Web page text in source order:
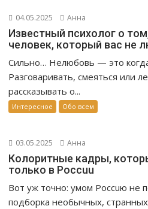
04.05.2025 Анна
Известный психолог о
человек, который вас не
Сильно… Нелюбовь — это
Разговаривать, смеяться или
рассказывать о...
Интересное Обо всем
03.05.2025 Анна
Колоритные кадры,
только в Россuu
Вот уж точно: умом Россuю не
подборка необычных,